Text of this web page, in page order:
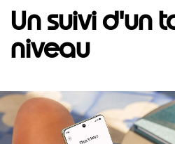
Un suivi d'un
niveau
I
t
e
m